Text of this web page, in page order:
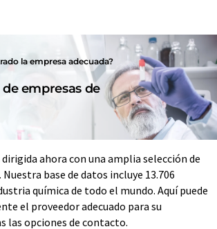
la empresa adecuada?
empresas de
dirigida ahora con una amplia selección de
base de datos incluye 13.706
química de todo el mundo. Aquí puede
el proveedor adecuado para su
las opciones de contacto.